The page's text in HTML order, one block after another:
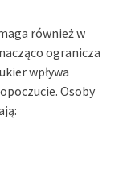
również w
ogranicza
wpływa
Osoby